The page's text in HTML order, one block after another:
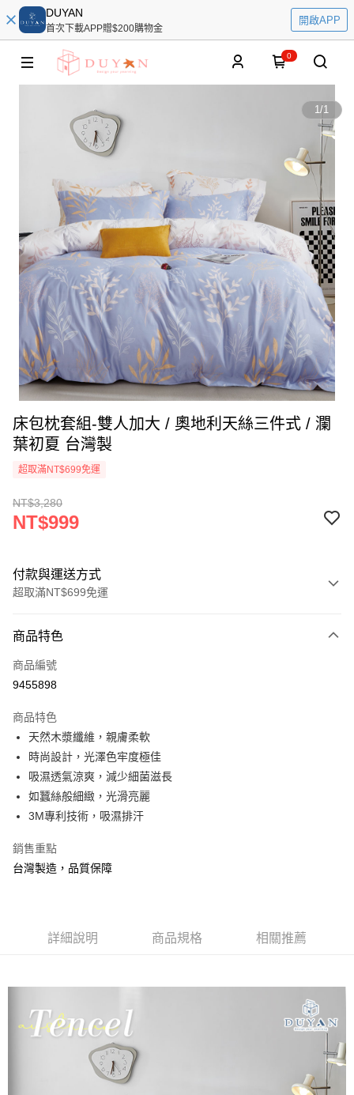
DUYAN
首次下載APP贈$200購物金
開啟APP
0
1/1
床包枕套組-雙人加大 / 奧地利天絲三件式 / 瀾
葉初夏 台灣製
超取滿NT$699免運
NT$3,280
NT$999
付款與運送方式
超取滿NT$699免運
信用卡一次付款
信用卡分期付款
合作金庫商業銀行
華南商業銀行
上海商業儲蓄銀行
國泰世華商業銀行
臺灣中小企業銀行
匯豐（台灣）商業銀行
聯邦商業銀行
元大商業銀行
台新國際商業銀行
超商取貨付款
LINE Pay
Apple Pay
悠遊付
Google Pay
全盈+PAY
【大哥付你分期使用說明】
流程，驗證手機門號後，選擇欲分期的期數、繳款截止日，確認付款後即完
3.實際核准額度、可分期數及費用金額請依後續交易確認頁面所載為準。
4.訂單成立30分鐘內，如未前往確認交易或遇審核未通過，訂單將自動取
消。如遇「轉專審核」未通過狀況，表示未達大哥付你分期系統評分，恕無
法說明評估內容。
【繳款方式說明】
1.分期款項不併入電信帳單，「大哥付你分期」於每月結算日後寄送繳費提
AFTEE先享後付是「在收到商品之後才付款」的支付方式。 讓您購物簡單
便利好安心！
１．簡單：不需註冊會員、不需綁卡、不需儲值。
２．便利：只要手機號碼，簡訊認證，即可結帳。
３．安心：先確認商品／服務後，再付款。
相關說明
「Hami Point」為中華電信所提供之點數服務，可於會員專區綁定中華電信
會員帳號後，即可在購物車使用 Hami Point 折抵消費金額 (1點等於1元)。
商品特色
商品編號
9455898
商品特色
天然木漿纖維，親膚柔軟
時尚設計，光澤色牢度極佳
吸濕透氣涼爽，減少細菌滋長
如蠶絲般細緻，光滑亮麗
3M專利技術，吸濕排汗
銷售重點
台灣製造，品質保障
詳細說明 商品規格 相關推薦